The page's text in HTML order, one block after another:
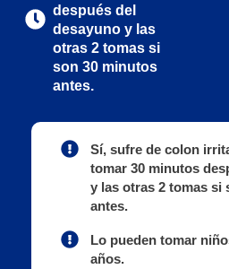
después del
desayuno y las
otras 2 tomas si
son 30 minutos
antes.
Sí, sufre de colon
tomar 30 minutos
y las otras 2 tomas si
antes.
Lo pueden tomar
años.